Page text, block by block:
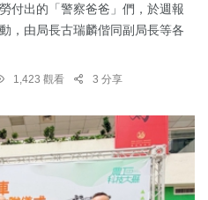
付出的「警察爸爸」們，於週報
，由局長古瑞麟偕同副局長等各
1,423 觀看 3 分享